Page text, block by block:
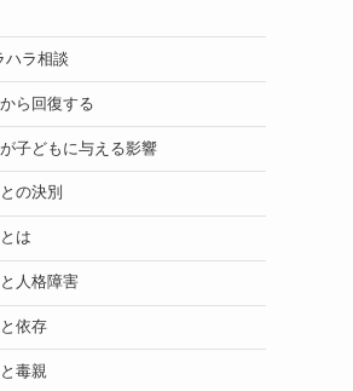
ハラ相談
ら回復する
子どもに与える影響
の決別
は
人格障害
依存
毒親